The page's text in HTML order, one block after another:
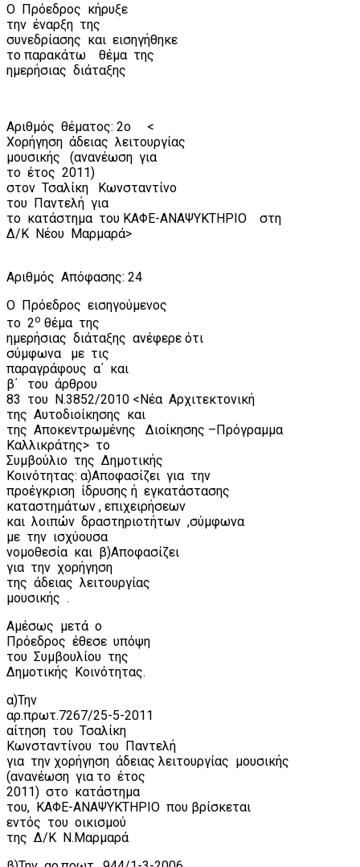
Ο Πρόεδρος κήρυξε
την έναρξη της
συνεδρίασης και εισηγήθηκε
το παρακάτω
θέμα της
ημερήσιας διάταξης
Αριθμός θέματος: 2ο
<
Χορήγηση άδειας λειτουργίας
μουσικής
(ανανέωση για
το έτος 2011)
στον Τσαλίκη
Κωνσταντίνο
του Παντελή για
το κατάστημα του ΚΑΦΕ-ΑΝΑΨΥΚΤΗΡΙΟ
στη
Δ/Κ Νέου Μαρμαρά>
Αριθμός Απόφασης: 24
Ο Πρόεδρος εισηγούμενος
το 2ο θέμα της
ημερήσιας διάταξης ανέφερε ότι
σύμφωνα
με τις
παραγράφους α΄ και
β΄
του άρθρου
83 του Ν.3852/2010 <Νέα Αρχιτεκτονική
της Αυτοδιοίκησης και
της Αποκεντρωμένης
Διοίκησης –Πρόγραμμα
Καλλικράτης> το
Συμβούλιο της Δημοτικής
Κοινότητας: α)Αποφασίζει για την
προέγκριση ίδρυσης ή εγκατάστασης
καταστημάτων , επιχειρήσεων
και λοιπών δραστηριοτήτων ,σύμφωνα
με την ισχύουσα
νομοθεσία και β)Αποφασίζει
για την χορήγηση
της άδειας λειτουργίας
μουσικής .
Αμέσως μετά ο
Πρόεδρος έθεσε υπόψη
του Συμβουλίου της
Δημοτικής
Κοινότητας.
α)Την
αρ.πρωτ.7267/25-5-2011
αίτηση του Τσαλίκη
Κωνσταντίνου του
Παντελή
για την χορήγηση άδειας λειτουργίας μουσικής
(ανανέωση για το έτος
2011) στο κατάστημα
του, ΚΑΦΕ-ΑΝΑΨΥΚΤΗΡΙΟ που βρίσκεται
εντός του οικισμού
της Δ/Κ Ν.Μαρμαρά